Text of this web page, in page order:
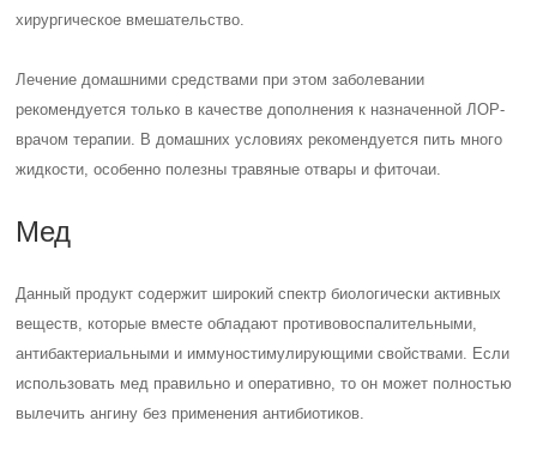
хирургическое вмешательство.
Лечение домашними средствами при этом заболевании
рекомендуется только в качестве дополнения к назначенной ЛОР-
врачом терапии. В домашних условиях рекомендуется пить много
жидкости, особенно полезны травяные отвары и фиточаи.
Мед
Данный продукт содержит широкий спектр биологически активных
веществ, которые вместе обладают противовоспалительными,
антибактериальными и иммуностимулирующими свойствами. Если
использовать мед правильно и оперативно, то он может полностью
вылечить ангину без применения антибиотиков.